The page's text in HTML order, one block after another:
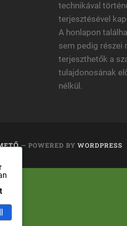
technikával
terjesztésével
A honlapon
sem pedig részei
terjeszthetők a
tulajdonosának
nélkül.
— POWERED BYWORDPRESS